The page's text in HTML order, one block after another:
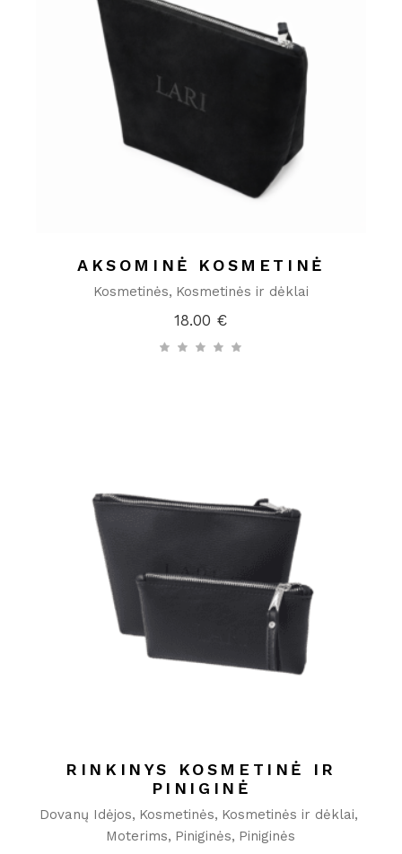
AKSOMINĖ KOSMETINĖ
Kosmetinės Kosmetinės ir dėklai
18.00 €
RINKINYS KOSMETINĖ IR
PINIGINĖ
Dovanų Idėjos Kosmetinės Kosmetinės ir dėklai
Moterims Piniginės Piniginės